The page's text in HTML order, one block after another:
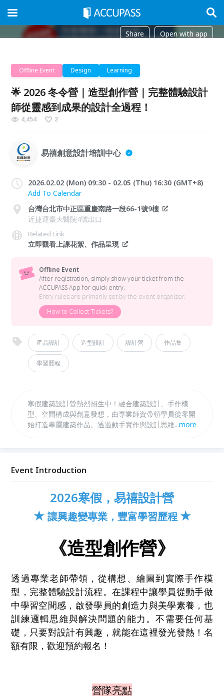
Share Open with app
Offline Event Design Learning
🌟 2026 冬令營｜造型創作營｜完整體驗設計
師從靈感到成果的設計全過程！
4,454 2
易禧創意設計培訓中心
2026.02.02 (Mon) 09:30 - 02.05 (Thu) 16:30 (GMT+8)
Add To Calendar
台灣台北市中正區重慶南路一段66-1號9樓
近捷運臺大醫院4號出口
Related Link
立即觀看上課花絮、作品呈現
Offline Event
After registration, simply show your ticket from the
ACCUPASS App for quick entry.
Entry rules are primarily set by the event organizer.
How to Collect Tickets?
產品設計 造型設計 設計營 作品集
學習歷程
寒假建築設計營熱烈招生中！融合建築設計、手作模
型、空間構成與創意發想，由專業師資帶領學員從零開
始打造專屬建築作品。透過動手實作與設計思維訓練，
...more
Event Introduction
2026寒假，易禧設計營
★ 讓興趣變專業，豐富學習歷程 ★
《造型創作營》
透過專業老師帶領，從構想、繪圖到實際手作模
型，完整體驗設計流程。在課程中讓學員從動手做
中學習空間感，啟發學員的創造力與美學素養，也
訓練邏輯思維與解決問題的能力。不需要任何基
礎，只要對設計有興趣，就能在這裡發光發熱！名
額有限，歡迎預約報名！
營隊亮點